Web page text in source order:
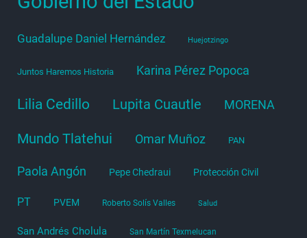
Guadalupe Daniel Hernández Huejotzingo
Juntos Haremos Historia Karina Pérez Popoca
Lilia Cedillo Lupita Cuautle MORENA
Mundo Tlatehui Omar Muñoz PAN
Paola Angón Pepe Chedraui Protección Civil
PT PVEM Roberto Solís Valles Salud
San Andrés Cholula San Martín Texmelucan